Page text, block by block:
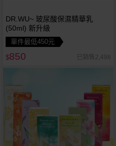
DR.WU~ 玻尿酸保濕精華乳
(50ml) 新升級
單件最低450元
$850 已銷售2,498